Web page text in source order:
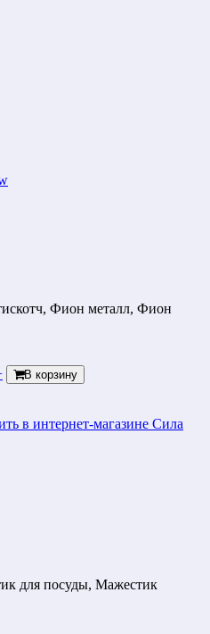
Фион металл, Фион
В корзину
для посуды, Мажестик